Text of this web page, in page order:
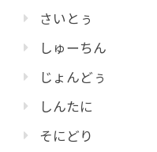
さいとぅ
しゅーちん
じょんどぅ
しんたに
そにどり